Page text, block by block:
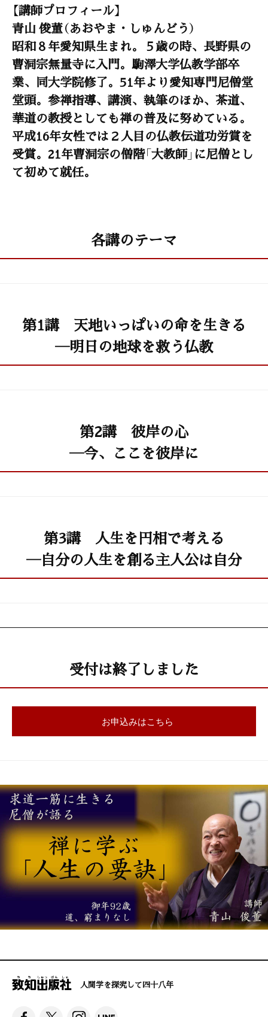
【講師プロフィール】
青山 俊董（あおやま・しゅんどう）
昭和８年愛知県生まれ。５歳の時、長野県の
曹洞宗無量寺に入門。駒澤大学仏教学部卒
業、同大学院修了。51年より愛知専門尼僧堂
堂頭。参禅指導、講演、執筆のほか、茶道、
華道の教授としても禅の普及に努めている。
平成16年女性では２人目の仏教伝道功労賞を
受賞。21年曹洞宗の僧階「大教師」に尼僧とし
て初めて就任。
各講のテーマ
第1講 天地いっぱいの命を生きる
―明日の地球を救う仏教
第2講 彼岸の心
―今、ここを彼岸に
第3講 人生を円相で考える
―自分の人生を創る主人公は自分
受付は終了しました
お申込みはこちら
人間学を探究して四十八年